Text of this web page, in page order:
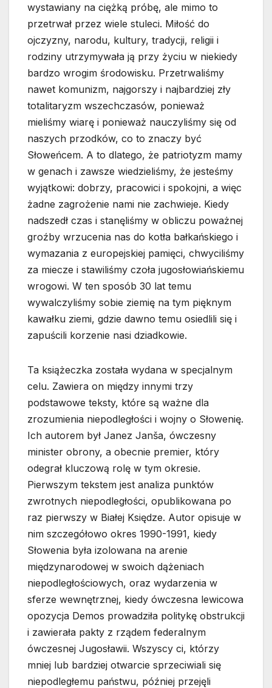
wystawiany na ciężką próbę, ale mimo to
przetrwał przez wiele stuleci. Miłość do
ojczyzny, narodu, kultury, tradycji, religii i
rodziny utrzymywała ją przy życiu w niekiedy
bardzo wrogim środowisku. Przetrwaliśmy
nawet komunizm, najgorszy i najbardziej zły
totalitaryzm wszechczasów, ponieważ
mieliśmy wiarę i ponieważ nauczyliśmy się od
naszych przodków, co to znaczy być
Słoweńcem. A to dlatego, że patriotyzm mamy
w genach i zawsze wiedzieliśmy, że jesteśmy
wyjątkowi: dobrzy, pracowici i spokojni, a więc
żadne zagrożenie nami nie zachwieje. Kiedy
nadszedł czas i stanęliśmy w obliczu poważnej
groźby wrzucenia nas do kotła bałkańskiego i
wymazania z europejskiej pamięci, chwyciliśmy
za miecze i stawiliśmy czoła jugosłowiańskiemu
wrogowi. W ten sposób 30 lat temu
wywalczyliśmy sobie ziemię na tym pięknym
kawałku ziemi, gdzie dawno temu osiedlili się i
zapuścili korzenie nasi dziadkowie.
Ta książeczka została wydana w specjalnym
celu. Zawiera on między innymi trzy
podstawowe teksty, które są ważne dla
zrozumienia niepodległości i wojny o Słowenię.
Ich autorem był Janez Janša, ówczesny
minister obrony, a obecnie premier, który
odegrał kluczową rolę w tym okresie.
Pierwszym tekstem jest analiza punktów
zwrotnych niepodległości, opublikowana po
raz pierwszy w Białej Księdze. Autor opisuje w
nim szczegółowo okres 1990-1991, kiedy
Słowenia była izolowana na arenie
międzynarodowej w swoich dążeniach
niepodległościowych, oraz wydarzenia w
sferze wewnętrznej, kiedy ówczesna lewicowa
opozycja Demos prowadziła politykę obstrukcji
i zawierała pakty z rządem federalnym
ówczesnej Jugosławii. Wszyscy ci, którzy
mniej lub bardziej otwarcie sprzeciwiali się
niepodległemu państwu, później przejęli